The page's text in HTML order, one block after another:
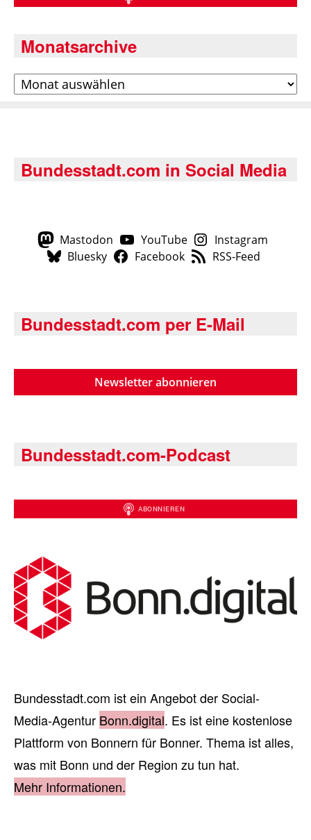
Monatsarchive
Archiv
Bundesstadt.com in Social Media
Mastodon YouTube
Instagram
Bluesky
Facebook RSS-Feed
Bundesstadt.com per E-Mail
Newsletter abonnieren
Bundesstadt.com-Podcast
Bundesstadt.com ist ein Angebot der Social-
Media-Agentur Bonn.digital. Es ist eine kostenlose
Plattform von Bonnern für Bonner. Thema ist alles,
was mit Bonn und der Region zu tun hat.
Mehr Informationen.